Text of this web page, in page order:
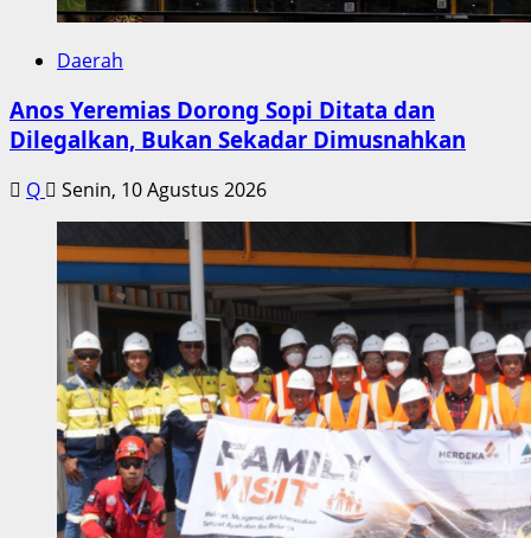
Daerah
Anos Yeremias Dorong Sopi Ditata dan
Dilegalkan, Bukan Sekadar Dimusnahkan
Q Senin, 10 Agustus 2026